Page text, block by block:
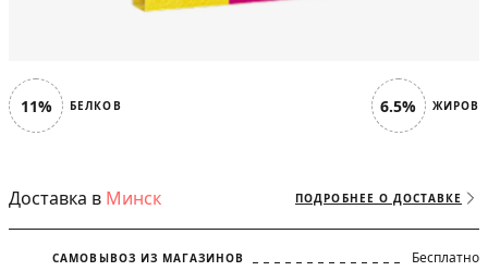
11% БЕЛКОВ 6.5% ЖИРОВ
Доставка в Минск ПОДРОБНЕЕ О ДОСТАВКЕ
САМОВЫВОЗ ИЗ МАГАЗИНОВ Бесплатно